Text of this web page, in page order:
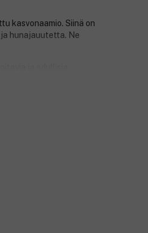
kasvonaamio. Siinä on
hunajauutetta. Ne